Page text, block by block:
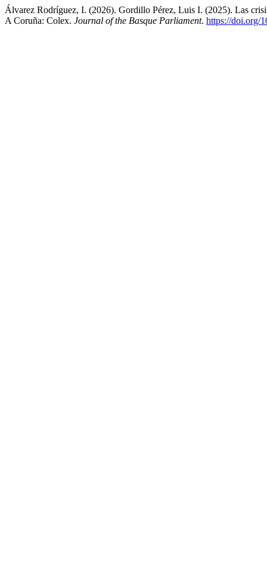
Álvarez Rodríguez, I. (2026). Gordillo Pérez, Luis I. (2025). Las
A Coruña: Colex. Journal of the Basque Parliament. https://doi.org/